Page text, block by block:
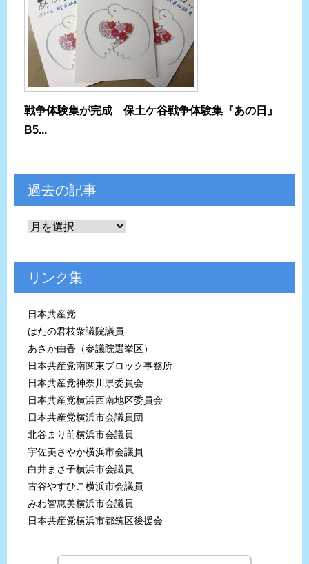
戦争体験集が完成 保土ケ谷戦争体験集『あの日』
B5...
過去の記事
リンク集
日本共産党
はたの君枝衆議院議員
あさか由香（参議院選挙区）
日本共産党南関東ブロック事務所
日本共産党神奈川県委員会
日本共産党横浜西南地区委員会
日本共産党横浜市会議員団
北谷まり前横浜市会議員
宇佐美さやか横浜市会議員
白井まさ子横浜市会議員
古谷やすひこ横浜市会議員
みわ智恵美横浜市会議員
日本共産党横浜市都筑区後援会